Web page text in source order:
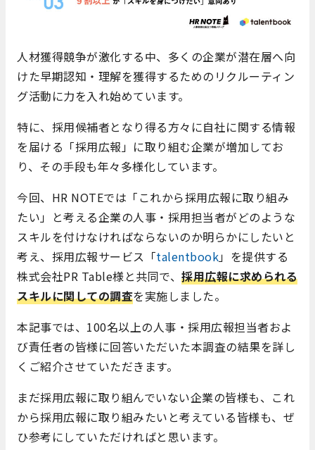
人材獲得競争が激化する中、多くの企業が潜在層へ向
けた早期認知・理解を獲得するためのリクルーティン
グ活動に力を入れ始めています。
特に、採用候補者となり得る方々に自社に関する情報
を届ける「採用広報」に取り組む企業が増加してお
り、その手段も年々多様化しています。
今回、HR NOTEでは「これから採用広報に取り組み
たい」と考える企業の人事・採用担当者がどのような
スキルを付けなければならないのか明らかにしたいと
考え、採用広報サービス「talentbook」を提供する
株式会社PR Table様と共同で、 採用広報に求められる
スキルに関しての調査を実施しました。
本記事では、100名以上の人事・採用広報担当者およ
び責任者の皆様に回答いただいた本調査の結果を詳し
くご紹介させていただきます。
まだ採用広報に取り組んでいない企業の皆様も、これ
から採用広報に取り組みたいと考えている皆様も、ぜ
ひ参考にしていただければと思います。